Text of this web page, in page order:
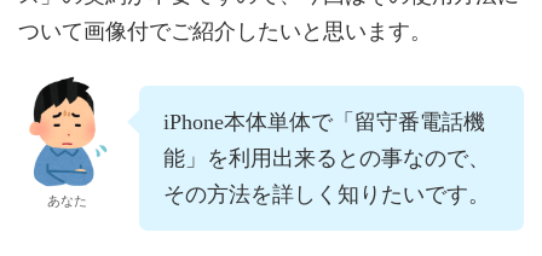
ついて画像付でご紹介したいと思います。
あなた
iPhone本体単体で「留守番電話機
能」を利用出来るとの事なので、
その方法を詳しく知りたいです。